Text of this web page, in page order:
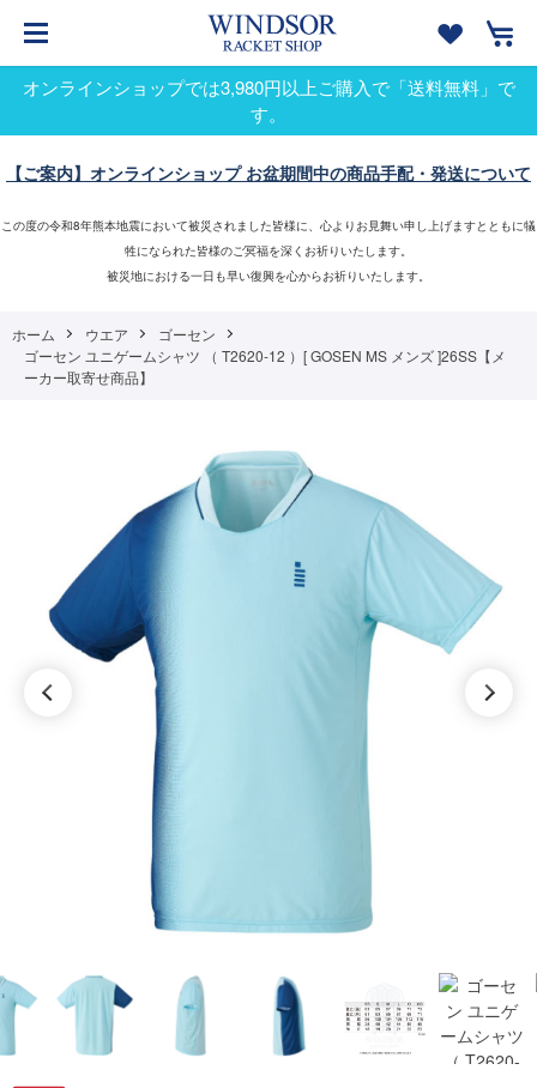
オンラインショップでは3,980円以上ご購入で「送料無料」で
す。
【ご案内】オンラインショップ お盆期間中の商品手配・発送について
この度の令和8年熊本地震において被災されました皆様に、心よりお見舞い申し上げますとともに犠
牲になられた皆様のご冥福を深くお祈りいたします。
被災地における一日も早い復興を心からお祈りいたします。
ホーム ウエア
ゴーセン
ゴーセン ユニゲームシャツ （ T2620-12 ）[ GOSEN MS メンズ ]26SS【メ
ーカー取寄せ商品】